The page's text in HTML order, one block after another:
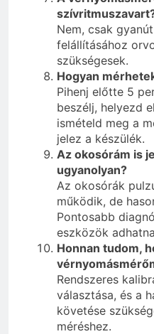
Nem, csak
felállításához
szükségesek.
Hogyan
Pihenj előtte 5
beszélj, helyezd
ismételd meg a
jelez a készülék.
Az okosórám is
ugyanolyan?
Az okosórák
működik, de
Pontosabb
eszközök
Honnan tudom,
Rendszeres
választása, és a
követése
méréshez.